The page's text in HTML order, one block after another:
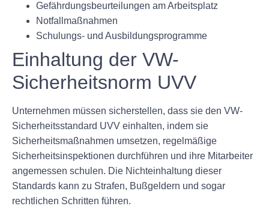
Gefährdungsbeurteilungen am Arbeitsplatz
Notfallmaßnahmen
Schulungs- und Ausbildungsprogramme
Einhaltung der VW-
Sicherheitsnorm UVV
Unternehmen müssen sicherstellen, dass sie den VW-
Sicherheitsstandard UVV einhalten, indem sie
Sicherheitsmaßnahmen umsetzen, regelmäßige
Sicherheitsinspektionen durchführen und ihre Mitarbeiter
angemessen schulen. Die Nichteinhaltung dieser
Standards kann zu Strafen, Bußgeldern und sogar
rechtlichen Schritten führen.